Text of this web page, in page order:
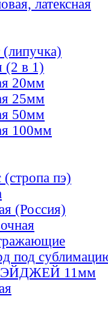
латексная
(липучка)
(2 в 1)
20мм
25мм
50мм
100мм
(стропа пэ)
(Россия)
под
11мм